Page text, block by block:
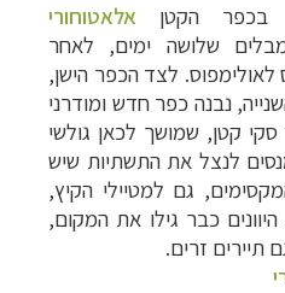
בכפר הקטן אלאטוחורי
שלושה ימים, לאחר
לאולימפוס. לצד הכפר הישן,
נבנה כפר חדש ומודרני
קטן, שמושך לכאן גולשי
לנצל את התשתיות שיש
גם למטיילי הקיץ,
כבר גילו את המקום,
תיירים זרים.